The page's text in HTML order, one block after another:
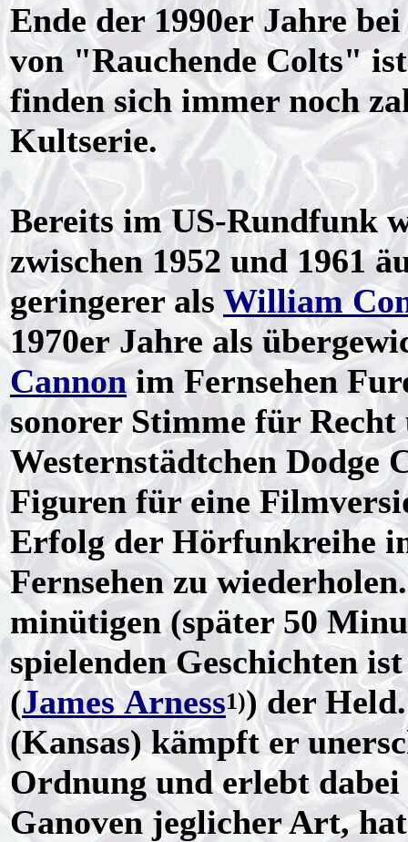
Ende der 1990er Jahre
von "Rauchende Colts"
finden sich immer noch
Kultserie.
Bereits im US-Rundfunk
zwischen 1952 und 1961
geringerer als William
1970er Jahre als
Cannonim Fernsehen
sonorer Stimme für
Westernstädtchen Dodge
Figuren für eine
Erfolg der Hörfunkreihe
Fernsehen zu
minütigen (später 50
spielenden Geschichten
(James Arness1)) der
(Kansas) kämpft er
Ordnung und erlebt
Ganoven jeglicher Art,